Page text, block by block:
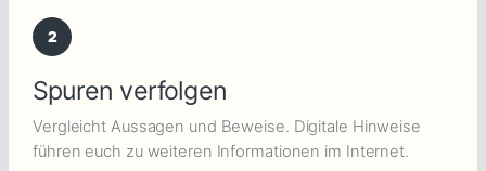
2
Spuren verfolgen
Vergleicht Aussagen und Beweise. Digitale Hinweise
führen euch zu weiteren Informationen im Internet.